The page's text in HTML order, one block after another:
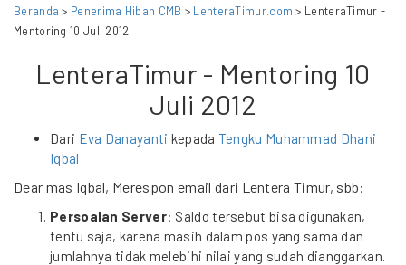
Beranda > Penerima Hibah CMB > LenteraTimur.com> LenteraTimur -
Mentoring 10 Juli 2012
LenteraTimur - Mentoring 10
Juli 2012
Dari Eva Danayanti kepada Tengku Muhammad Dhani
Iqbal
Dear mas Iqbal, Merespon email dari Lentera Timur, sbb:
Persoalan Server: Saldo tersebut bisa digunakan,
tentu saja, karena masih dalam pos yang sama dan
jumlahnya tidak melebihi nilai yang sudah dianggarkan.